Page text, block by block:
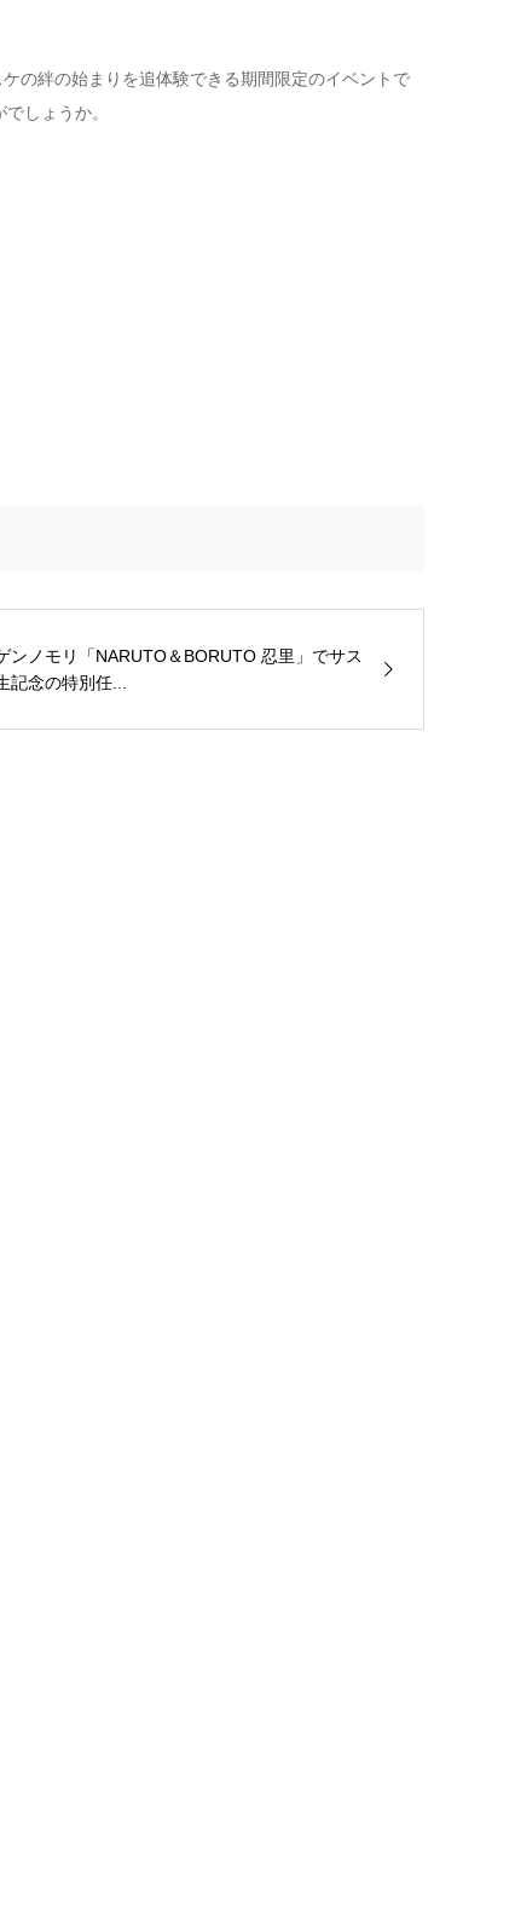
の絆の始まりを追体験できる期間限定のイベントで
しょうか。
ンノモリ「NARUTO＆BORUTO 忍里」でサス
記念の特別任...